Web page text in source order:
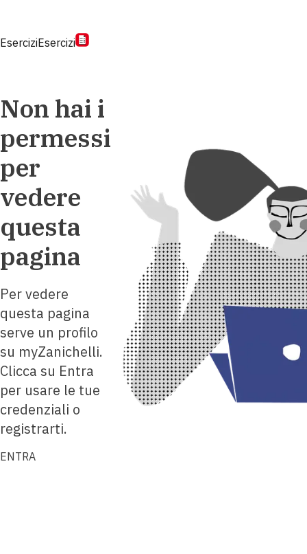
EserciziEsercizi
Non hai i
permessi
per
vedere
questa
pagina
Per vedere
questa pagina
serve un profilo
su myZanichelli.
Clicca su Entra
per usare le tue
credenziali o
registrarti.
ENTRA